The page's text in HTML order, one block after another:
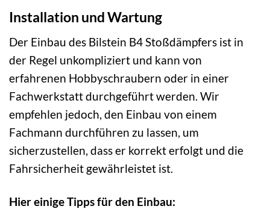
Installation und Wartung
Der Einbau des Bilstein B4 Stoßdämpfers ist in
der Regel unkompliziert und kann von
erfahrenen Hobbyschraubern oder in einer
Fachwerkstatt durchgeführt werden. Wir
empfehlen jedoch, den Einbau von einem
Fachmann durchführen zu lassen, um
sicherzustellen, dass er korrekt erfolgt und die
Fahrsicherheit gewährleistet ist.
Hier einige Tipps für den Einbau: